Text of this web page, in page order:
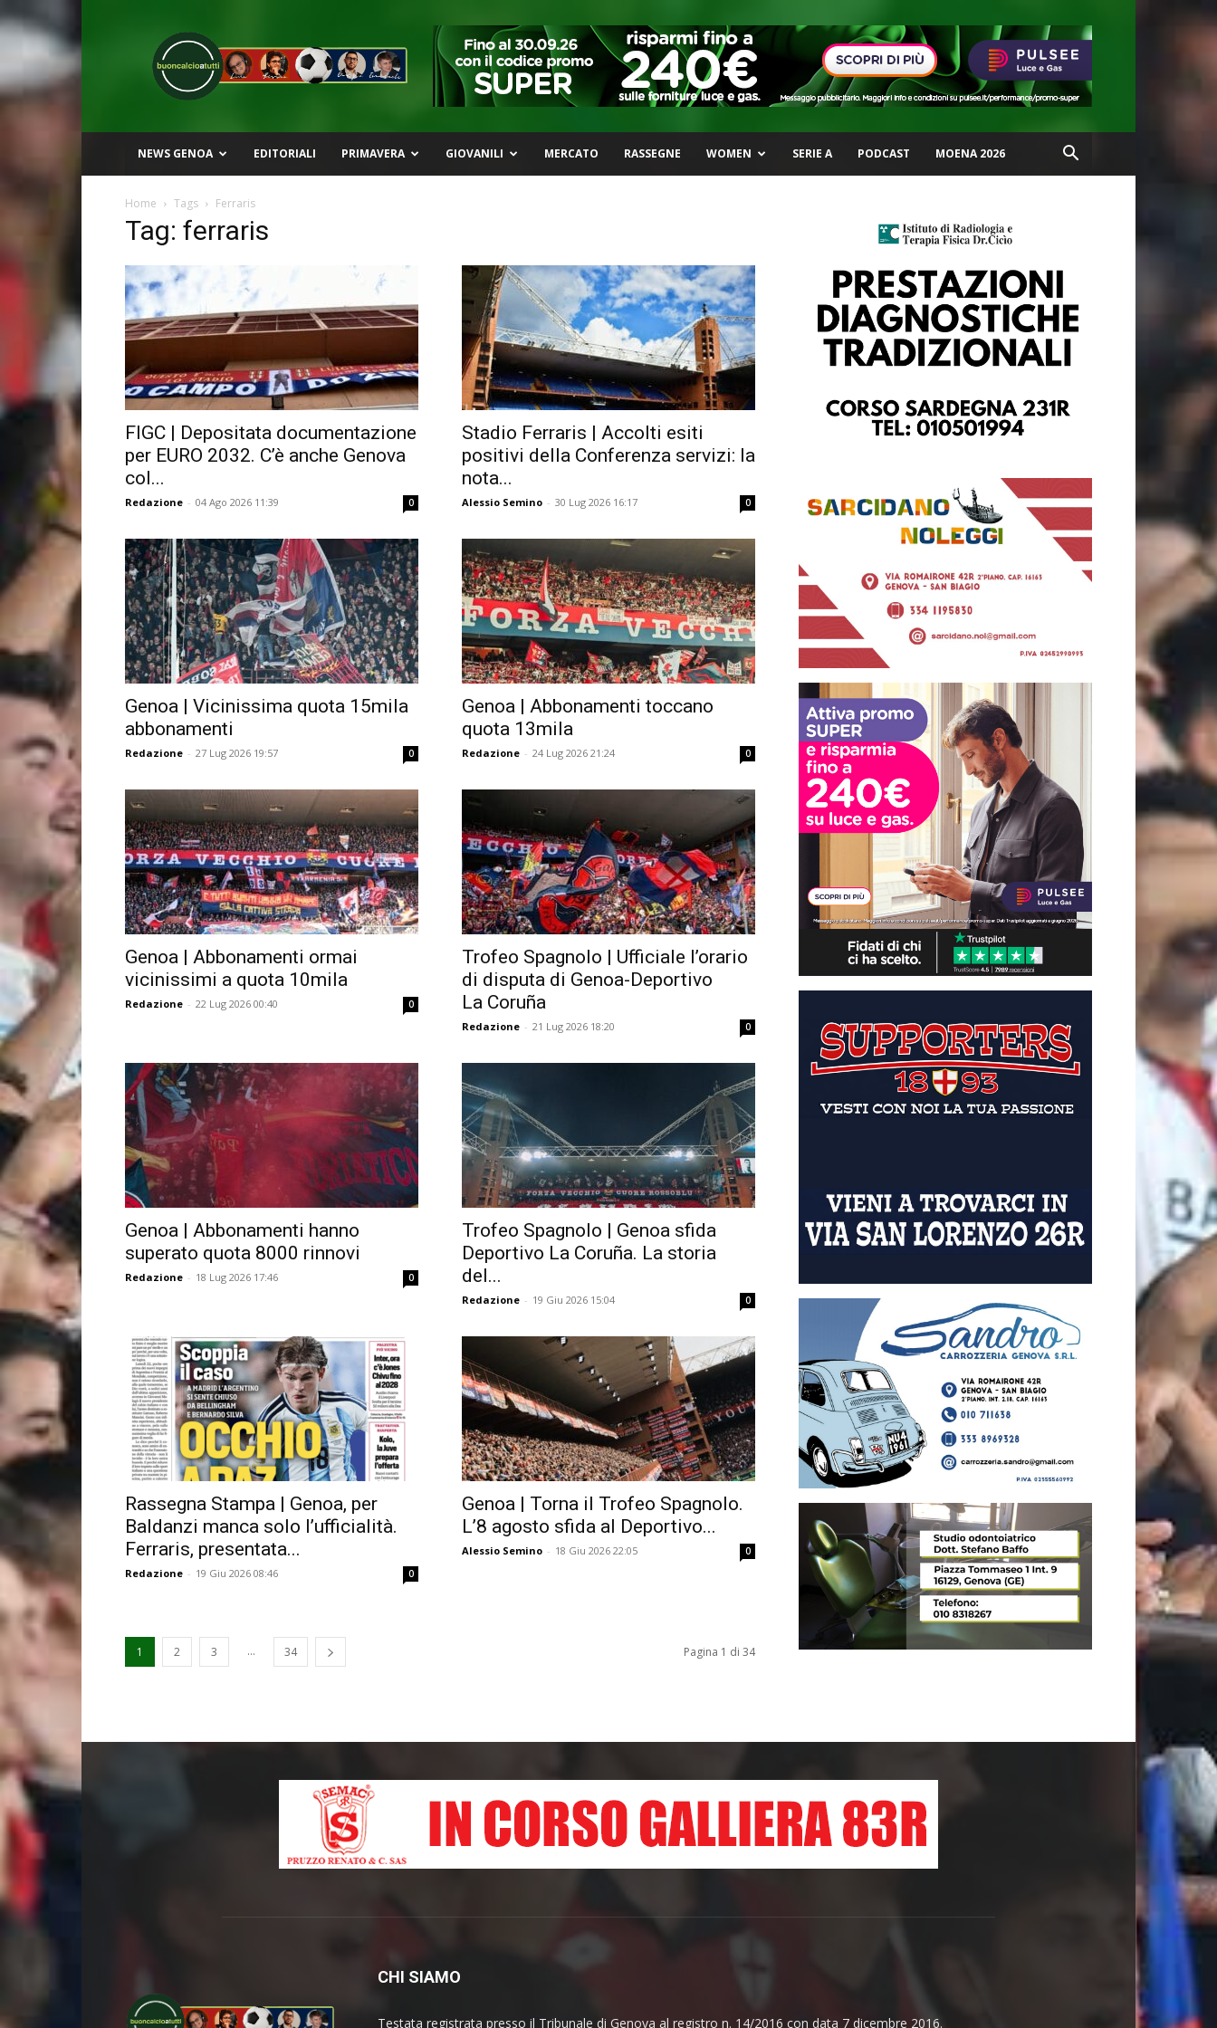
Buon
Calcio
a
Tutti
NEWS GENOA EDITORIALI PRIMAVERA GIOVANILI MERCATO RASSEGNE WOMEN SERIE A PODCAST MOENA 2026
Home Tags Ferraris
Tag: ferraris
FIGC | Depositata documentazione
per EURO 2032. C’è anche Genova
col...
Redazione - 04 Ago 2026 11:39 0
Stadio Ferraris | Accolti esiti
positivi della Conferenza servizi: la
nota...
Alessio Semino - 30 Lug 2026 16:17 0
Genoa | Vicinissima quota 15mila
abbonamenti
Redazione - 27 Lug 2026 19:57 0
Genoa | Abbonamenti toccano
quota 13mila
Redazione - 24 Lug 2026 21:24 0
Genoa | Abbonamenti ormai
vicinissimi a quota 10mila
Redazione - 22 Lug 2026 00:40 0
Trofeo Spagnolo | Ufficiale l’orario
di disputa di Genoa-Deportivo
La Coruña
Redazione - 21 Lug 2026 18:20 0
Genoa | Abbonamenti hanno
superato quota 8000 rinnovi
Redazione - 18 Lug 2026 17:46 0
Trofeo Spagnolo | Genoa sfida
Deportivo La Coruña. La storia
del...
Redazione - 19 Giu 2026 15:04 0
Rassegna Stampa | Genoa, per
Baldanzi manca solo l’ufficialità.
Ferraris, presentata...
Redazione - 19 Giu 2026 08:46 0
Genoa | Torna il Trofeo Spagnolo.
L’8 agosto sfida al Deportivo...
Alessio Semino - 18 Giu 2026 22:05 0
1 2 3 ... 34 Pagina 1 di 34
CHI SIAMO
Testata registrata presso il Tribunale di Genova al registro n. 14/2016 con data 7 dicembre 2016.